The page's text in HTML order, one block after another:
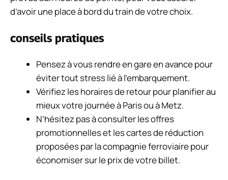
d’avoir une place à bord du train de votre choix.
conseils pratiques
Pensez à vous rendre en gare en avance pour
éviter tout stress lié à l’embarquement.
Vérifiez les horaires de retour pour planifier au
mieux votre journée à Paris ou à Metz.
N’hésitez pas à consulter les offres
promotionnelles et les cartes de réduction
proposées par la compagnie ferroviaire pour
économiser sur le prix de votre billet.